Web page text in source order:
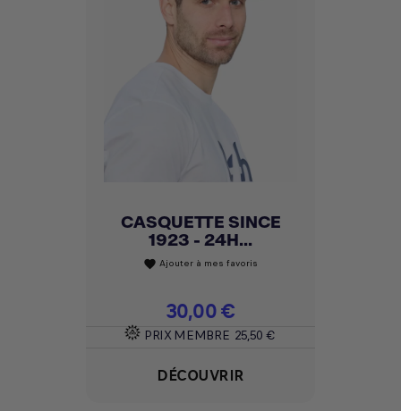
CASQUETTE SINCE
1923 - 24H...
favorite Ajouter à mes favoris
Prix
30,00 €
PRIX MEMBRE 25,50 €
DÉCOUVRIR